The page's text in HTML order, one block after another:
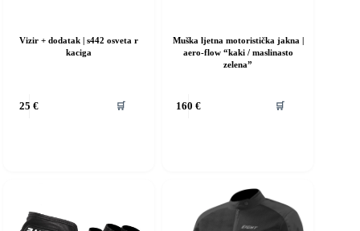
Vizir + dodatak | s442 osveta r
kaciga
25€ 🛒
Muška ljetna motoristička jakna |
aero-flow “kaki / maslinasto
zelena”
160 € 🛒
proizvod